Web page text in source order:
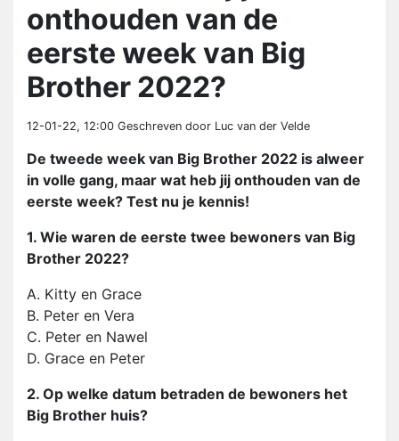
onthouden van de
eerste week van Big
Brother 2022?
12-01-22, 12:00 Geschreven door Luc van der Velde
De tweede week van Big Brother 2022 is alweer
in volle gang, maar wat heb jij onthouden van de
eerste week? Test nu je kennis!
1. Wie waren de eerste twee bewoners van Big
Brother 2022?
A. Kitty en Grace
B. Peter en Vera
C. Peter en Nawel
D. Grace en Peter
2. Op welke datum betraden de bewoners het
Big Brother huis?